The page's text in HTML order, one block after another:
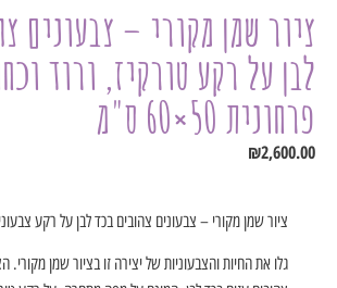
ציור שמן מקורי – צבעונים
לבן על רקע טורקיז, ורוד
פרחונית 50×60 ס"מ
₪2,600.00
ציור שמן מקורי – צבעונים צהובים בכד לבן על רקע צבעוני
גלו את החיות והצבעוניות של יצירה זו בציור שמן מקורי.